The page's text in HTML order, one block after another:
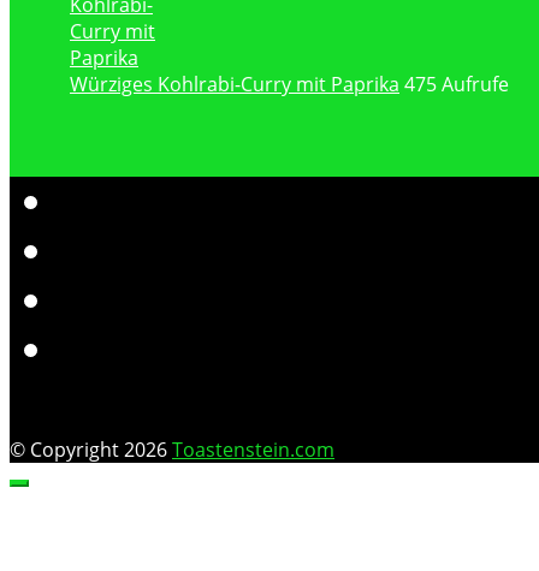
Würziges Kohlrabi-Curry mit Paprika 475 Aufrufe
© Copyright 2026Toastenstein.com